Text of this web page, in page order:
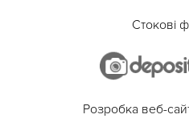
Стокові
Розробка веб-